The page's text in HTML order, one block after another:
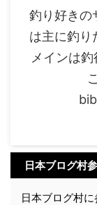
釣り好きの
は主に釣り
メインは
日本ブログ村
日本ブログ村